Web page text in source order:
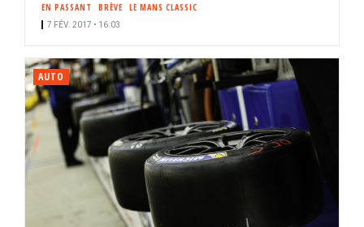
EN PASSANT BRÈVE LE MANS CLASSIC
7 FÉV. 2017 • 16:03
AUTO